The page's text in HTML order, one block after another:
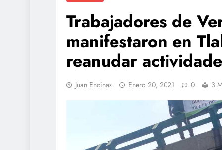
Trabajadores de
manifestaron en
reanudar
Juan Encinas Enero 20, 2021 0 3